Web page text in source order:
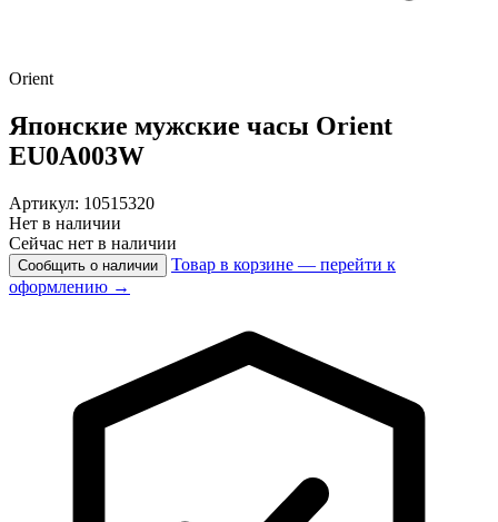
Orient
Японские мужские часы Orient
EU0A003W
Артикул: 10515320
Нет в наличии
Сейчас нет в наличии
Сообщить о наличии
Товар в корзине — перейти к
оформлению →